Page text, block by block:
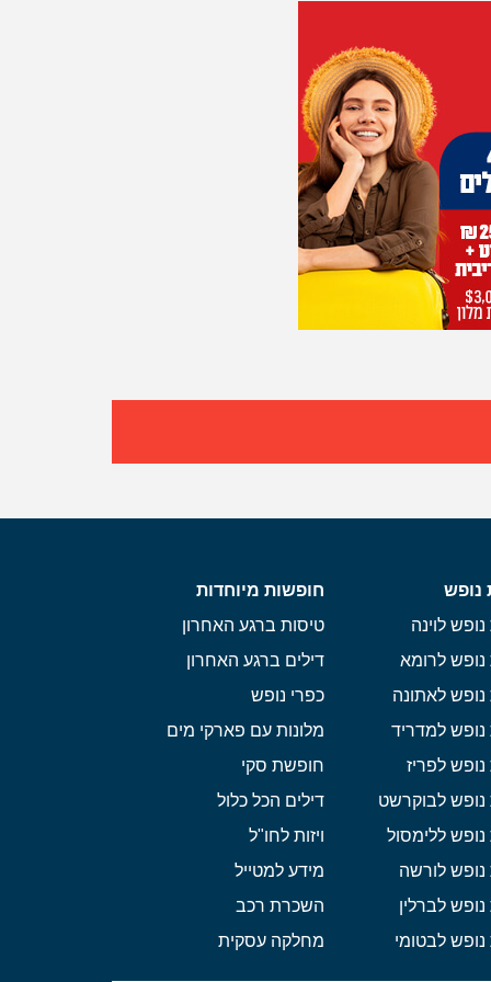
נופש
לוינה
נופש לרומא
נופש לאתונה
נופש למדריד
לפריז
נופש לבוקרשט
נופש ללימסול
נופש לורשה
לברלין
נופש לבטומי
חופשות מיוחדות
טיסות ברגע האחרון
דילים ברגע האחרון
כפרי נופש
מלונות עם פארקי מים
חופשת סקי
דילים הכל כלול
ויזות לחו"ל
מידע למטייל
השכרת רכב
מחלקה עסקית